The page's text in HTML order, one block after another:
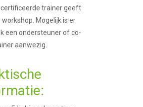
trainer geeft
workshop. Mogelijk is er
een ondersteuner of co-
aanwezig.